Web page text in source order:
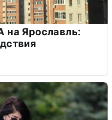
на Ярославль: